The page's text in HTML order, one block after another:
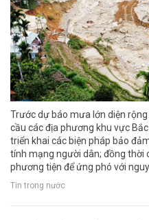
Trước dự báo mưa lớn diện
cầu các địa phương khu vực
triển khai các biện pháp bảo
tính mạng người dân; đồng thời
phương tiện để ứng phó với
Tin trong nước